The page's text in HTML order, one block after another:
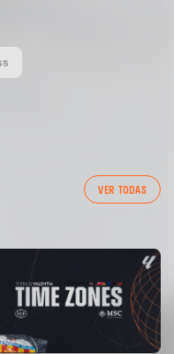
VER TODAS
CF 04/03/26